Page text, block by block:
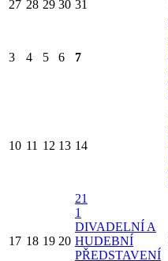
27 28 29 30 31
3 4 5 6 7
10 11 12 13 14
17 18 19 20
21
1
DIVADELNÍ A
HUDEBNÍ
PŘEDSTAVENÍ